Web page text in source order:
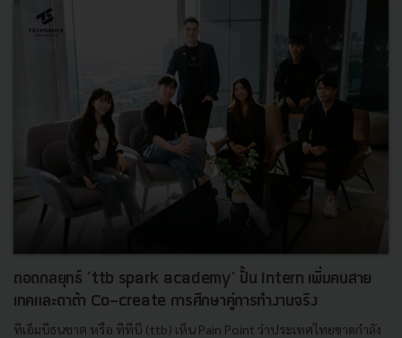
ถอดกลยุทธ์ ‘ttb spark academy’ ปั้น Intern เพิ่มคนสาย
เทคและดาต้า Co-create การศึกษาคู่การทำงานจริง
ทีเอ็มบีธนชาต หรือ ทีทีบี (ttb) เห็น Pain Point ว่าประเทศไทยขาดกำลัง